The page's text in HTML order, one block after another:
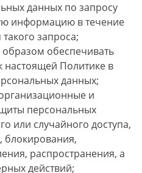
данных по запросу
информацию в течение
запроса;
обеспечивать
настоящей Политике в
данных;
и
персональных
или случайного доступа,
блокирования,
распространения, а
действий;